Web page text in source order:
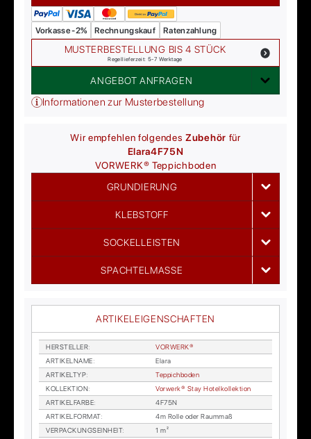
Vorkasse -2% Rechnungskauf Ratenzahlung
MUSTERBESTELLUNG BIS 4 STÜCK
Regellieferzeit: 5-7 Werktage
ANGEBOT ANFRAGEN
Informationen zur Musterbestellung
Wir empfehlen folgendesZubehör für
Elara4F75N
VORWERK® Teppichboden
GRUNDIERUNG
KLEBSTOFF
SOCKELLEISTEN
SPACHTELMASSE
ARTIKELEIGENSCHAFTEN
HER­STEL­LER:
VOR­WER­K®
AR­TI­KEL­NA­ME:
Ela­ra
AR­TI­KEL­TYP:
Tep­pich­bo­den
KOL­LEK­TI­ON:
Vor­wer­k® Stay Ho­tel­kol­lek­ti­on
AR­TI­KEL­FAR­BE:
4F75N
AR­TI­KEL­FOR­MAT:
4m Rol­le oder Raum­maß
VER­PA­CKUNGS­EIN­HEIT:
1 m²